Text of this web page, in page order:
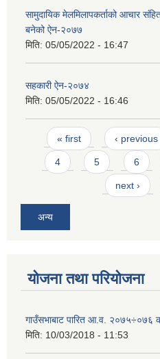
सामुदायिक मेलमिलापकर्ताको आचार
बनेको ऐन-२०७७
मिति: 05/05/2022 - 16:47
सहकारी ऐन-२०७४
मिति: 05/05/2022 - 16:46
Pages
« first ‹ previous
4 5 6
next ›
अन्य
योजना तथा परियोजना
गाउँसभाबाट पारित आ.व. २०७५÷०७६
मिति: 10/03/2018 - 11:53